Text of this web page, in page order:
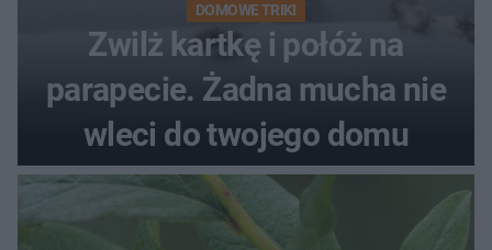
DOMOWE TRIKI
Zwilż kartkę i połóż na
parapecie. Żadna mucha nie
wleci do twojego domu